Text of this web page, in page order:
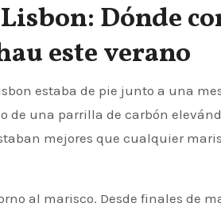
Dónde
este verano
de una parrilla de carbón
mejores que cualquier
al marisco. Desde finales de